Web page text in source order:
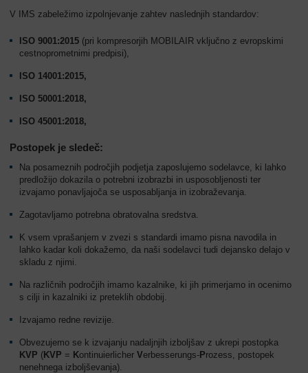
V IMS zabeležimo izpolnjevanje zahtev naslednjih standardov:
ISO 9001:2015 (pri kompresorjih MOBILAIR vključno z evropskimi
cestnoprometnimi predpisi),
ISO 14001:2015,
ISO 50001:2018,
ISO 45001:2018,
Postopek je sledeč:
Na posameznih področjih podjetja zaposlujemo sodelavce, ki lahko
predložijo dokazila o potrebni izobrazbi in usposobljenosti ter
izvajamo ponavljajoča se usposabljanja in izobraževanja.
Zagotavljamo potrebna obratovalna sredstva.
K vsem vprašanjem v zvezi s standardi imamo pisna navodila in
lahko kadar koli dokažemo, da naši sodelavci tudi dejansko delajo v
skladu z njimi.
Na različnih področjih imamo kazalnike, ki jih primerjamo in ocenimo
s cilji in kazalniki iz preteklih obdobij.
Izvajamo redne revizije.
Obvezujemo se k izvajanju nadaljnjih izboljšav z ukrepi postopka
KVP ( KVP = Kontinuierlicher Verbesserungs- Prozess, postopek
nenehnega izboljševanja).